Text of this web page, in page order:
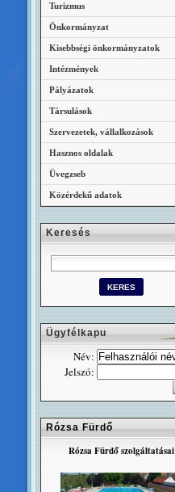
Turizmus
Önkormányzat
Kisebbségi önkormányzatok
Intézmények
Pályázatok
Társulások
Szervezetek, vállalkozások
Hasznos oldalak
Üvegzseb
Közérdekű adatok
Keresés
Ügyfélkapu
Név:
Jelszó:
Rózsa Fürdő
Rózsa Fürdő szolgáltatásai